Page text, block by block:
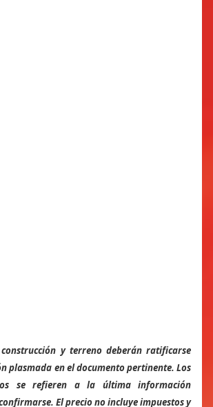
y terreno deberán ratificarse
plasmada en el documento pertinente. Los
se refieren a la última información
El precio no incluye impuestos y